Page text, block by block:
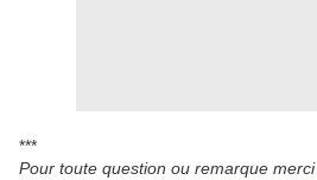
***
Pour toute question ou remarque